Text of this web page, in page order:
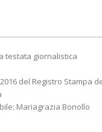
testata giornalistica
del Registro Stampa
Mariagrazia Bonollo